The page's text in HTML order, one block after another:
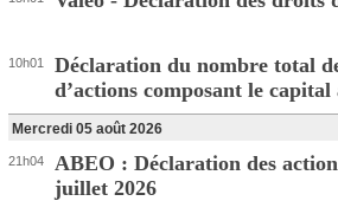
10h01
Déclaration du nombre total
d’actions composant le
Mercredi 05 août 2026
21h04
ABEO : Déclaration des
juillet 2026